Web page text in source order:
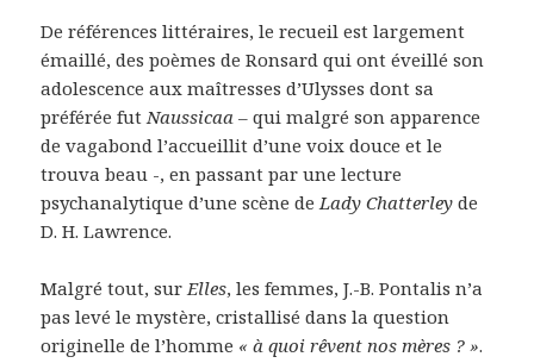
De références littéraires, le recueil est largement
émaillé, des poèmes de Ronsard qui ont éveillé son
adolescence aux maîtresses d’Ulysses dont sa
préférée futNaussicaa – qui malgré son apparence
de vagabond l’accueillit d’une voix douce et le
trouva beau -, en passant par une lecture
psychanalytique d’une scène deLady Chatterley de
D. H. Lawrence.
Malgré tout, surElles, les femmes, J.-B. Pontalis n’a
pas levé le mystère, cristallisé dans la question
originelle de l’homme « à quoi rêvent nos mères ? ».